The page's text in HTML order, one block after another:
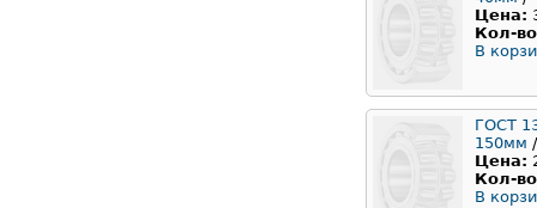
Цена:
Кол-
В
ГОСТ
150мм /
Цена:
Кол-
В